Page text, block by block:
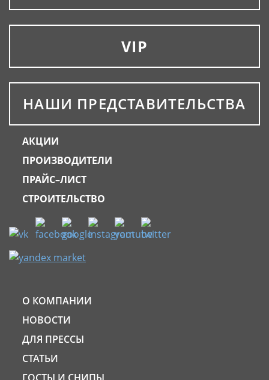
VIP
НАШИ ПРЕДСТАВИТЕЛЬСТВА
АКЦИИ
ПРОИЗВОДИТЕЛИ
ПРАЙС–ЛИСТ
СТРОИТЕЛЬСТВО
О КОМПАНИИ
НОВОСТИ
ДЛЯ ПРЕССЫ
СТАТЬИ